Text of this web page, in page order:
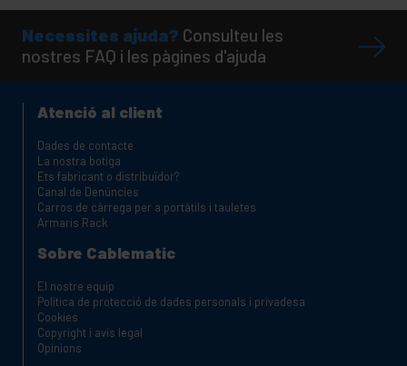
Necessites ajuda? Consulteu les
nostres FAQ i les pàgines d'ajuda
Atenció al client
Dades de contacte
La nostra botiga
Ets fabricant o distribuïdor?
Canal de Denúncies
Carros de càrrega per a portàtils i tauletes
Armaris Rack
Sobre Cablematic
El nostre equip
Política de protecció de dades personals i privadesa
Cookies
Copyright i avis legal
Opinions